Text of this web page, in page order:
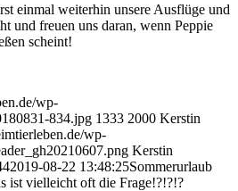
einmal weiterhin unsere Ausflüge und
und freuen uns daran, wenn Peppie
scheint!
wp-
834.jpg 1333 2000 Kerstin
wp-
Kerstin
2019-08-22 13:48:25Sommerurlaub
ist vielleicht oft die Frage!?!?!?